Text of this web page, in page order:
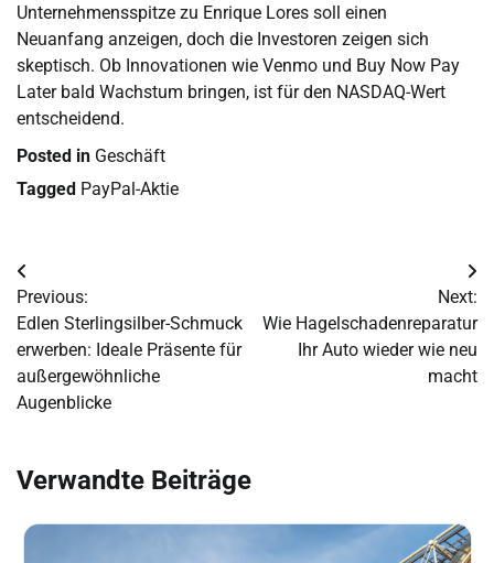
Unternehmensspitze zu Enrique Lores soll einen
Neuanfang anzeigen, doch die Investoren zeigen sich
skeptisch. Ob Innovationen wie Venmo und Buy Now Pay
Later bald Wachstum bringen, ist für den NASDAQ-Wert
entscheidend.
Posted in Geschäft
Tagged PayPal-Aktie
Post
navigation
Previous:
Edlen Sterlingsilber-Schmuck
erwerben: Ideale Präsente für
außergewöhnliche
Augenblicke
Next:
Wie Hagelschadenreparatur
Ihr Auto wieder wie neu
macht
Verwandte Beiträge